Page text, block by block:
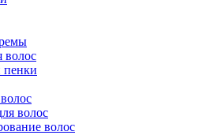
волос
волос
волос